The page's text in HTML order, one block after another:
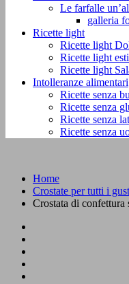
Le farfalle
galleria
Ricette light
Ricette light
Ricette light
Ricette light
Intolleranze alimentari
Ricette senza
Ricette senza
Ricette senza
Ricette senza
Home
Crostate per tutti i
Crostata di confettura